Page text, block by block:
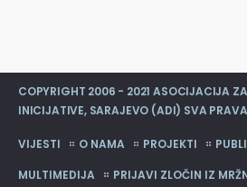
COPYRIGHT 2006 - 2021 ASOCIJACIJA ZA
INICIJATIVE, SARAJEVO (ADI) SVA
VIJESTI O NAMA PROJEKTI
MULTIMEDIJA
PRIJAVI ZLOČIN IZ